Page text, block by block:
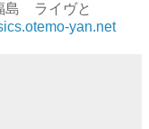
島 ライヴと
yan.net